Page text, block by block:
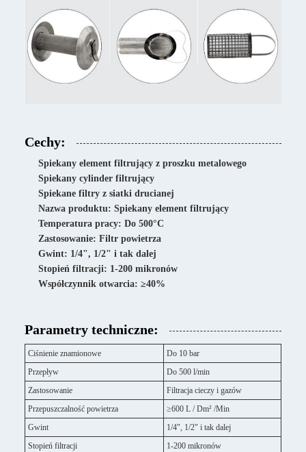
Cechy:
Spiekany element filtrujący z proszku metalowego
Spiekany cylinder filtrujący
Spiekane filtry z siatki drucianej
Nazwa produktu: Spiekany element filtrujący
Temperatura pracy: Do 500°C
Zastosowanie: Filtr powietrza
Gwint: 1/4", 1/2" i tak dalej
Stopień filtracji: 1-200 mikronów
Współczynnik otwarcia: ≥40%
Parametry techniczne:
Ciśnienie znamionowe
Do 10 bar
Przepływ
Do 500 l/min
Zastosowanie
Filtracja cieczy i gazów
Przepuszczalność powietrza
≥600 L / Dm² /Min
Gwint
1/4", 1/2" i tak dalej
Stopień filtracji
1-200 mikronów